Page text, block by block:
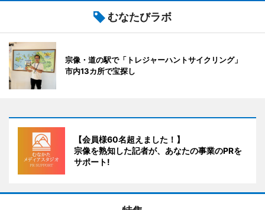
むなたびラボ
宗像・道の駅で「トレジャーハントサイクリング」
市内13カ所で宝探し
【会員様60名超えました！】
宗像を熟知した記者が、あなたの事業のPRを
サポート!